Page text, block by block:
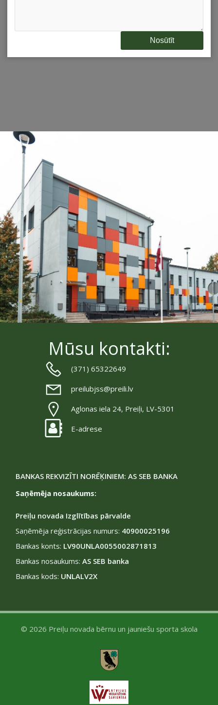
Mūsu kontakti:
(371) 65322649
preilubjss@preili.lv
Aglonas iela 24, Preiļi, LV-5301
E-adrese
BANKAS REKVIZĪTI NORĒĶINIEM: AS SEB BANKA
Saņēmēja nosaukums:
Preiļu novada Izglītības pārvalde
Saņēmēja reģistrācijas numurs: 40900025196
Bankas konts: LV90UNLA0055002871813
Bankas nosaukums: AS SEB banka
Bankas kods: UNLALV2X
© 2026 Preiļu novada bērnu un jauniešu sporta skola